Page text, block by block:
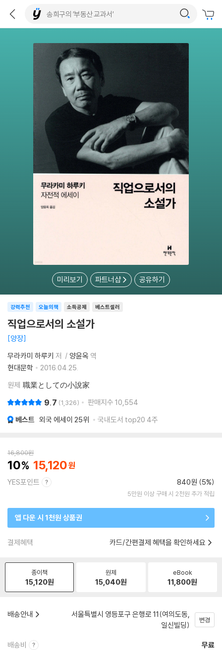
미리보기 파트너샵 공유하기
소득공제 베스트셀러
강력추천 오늘의책
직업으로서의 소설가
양장
무라카미 하루키 저 양윤옥 역
현대문학
2016.04.25.
원제 職業としての小說家
9.7 1,326 판매지수 10,554
베스트 외국 에세이 25위 국내도서 top20 4주
16,800원
10 15,120
YES포인트 840원 (5%)
5만원 이상 구매 시 2천원 추가 적립
앱 다운 시 1천원 상품권
결제혜택 카드/간편결제 혜택을 확인하세요
종이책
15,120원
원제
15,040원
eBook
11,800원
배송안내
서울특별시 영등포구 은행로 11(여의도동,
일신빌딩)
변경
배송비 무료